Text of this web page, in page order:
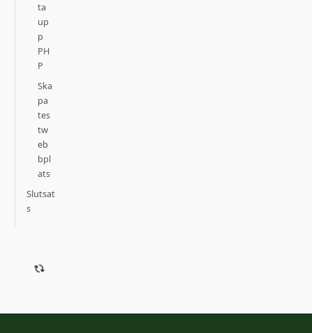
ta
up
p
PH
P
Ska
pa
tes
tw
eb
bpl
ats
Slutsat
s